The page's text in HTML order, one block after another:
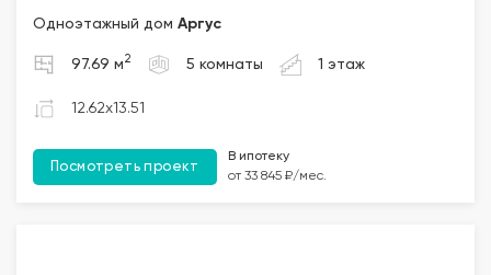
Одноэтажный дом Аргус
97.69 м 2 5 комнаты 1 этаж
12.62x13.51
Посмотреть проект
В ипотеку
от 33 845 ₽/мес.